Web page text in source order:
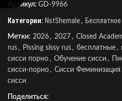
Артикул: GD-9966
Категории: NstShemale,
Метки: 2026 , 2027 , Closed
rus , Pissing sissy rus , бесплатные ,
сисси порно , Обучение сисси ,
сисси-порно , Сисси Феминизация
сисси
Поделиться: